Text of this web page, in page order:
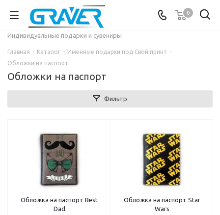
0
Индивидуальные подарки и сувениры
Главная - Каталог - Именные подарки под Свой принт -
Обложки на паспорт
Обложки на паспорт
Фильтр
Обложка на паспорт Best
Dad
Обложка на паспорт Star
Wars